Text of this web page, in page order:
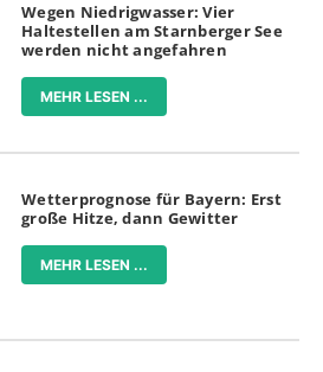
Wegen Niedrigwasser: Vier
Haltestellen am Starnberger See
werden nicht angefahren
MEHR LESEN ...
Wetterprognose für Bayern: Erst
große Hitze, dann Gewitter
MEHR LESEN ...